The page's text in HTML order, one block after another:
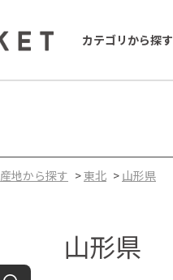
カテゴリから探す
産地から探す >東北 > 山形県
山形県